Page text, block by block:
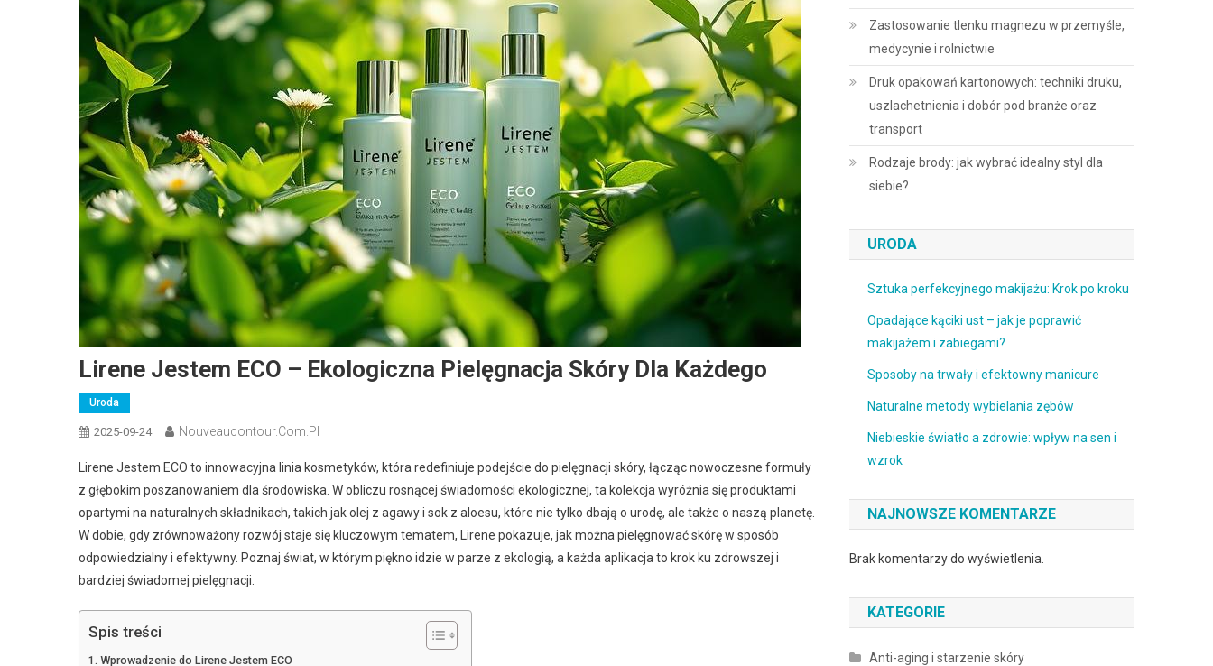
Lirene Jestem ECO – Ekologiczna Pielęgnacja Skóry Dla Każdego
Uroda
2025-09-24 Nouveaucontour.com.pl
Lirene Jestem ECO to innowacyjna linia kosmetyków, która redefiniuje podejście do pielęgnacji skóry, łącząc nowoczesne formuły
z głębokim poszanowaniem dla środowiska. W obliczu rosnącej świadomości ekologicznej, ta kolekcja wyróżnia się produktami
opartymi na naturalnych składnikach, takich jak olej z agawy i sok z aloesu, które nie tylko dbają o urodę, ale także o naszą planetę.
W dobie, gdy zrównoważony rozwój staje się kluczowym tematem, Lirene pokazuje, jak można pielęgnować skórę w sposób
odpowiedzialny i efektywny. Poznaj świat, w którym piękno idzie w parze z ekologią, a każda aplikacja to krok ku zdrowszej i
bardziej świadomej pielęgnacji.
Spis treści
Wprowadzenie do Lirene Jestem ECO
Zastosowanie tlenku magnezu w przemyśle,
medycynie i rolnictwie
Druk opakowań kartonowych: techniki druku,
uszlachetnienia i dobór pod branże oraz
transport
Rodzaje brody: jak wybrać idealny styl dla
siebie?
URODA
Sztuka perfekcyjnego makijażu: Krok po kroku
Opadające kąciki ust – jak je poprawić
makijażem i zabiegami?
Sposoby na trwały i efektowny manicure
Naturalne metody wybielania zębów
Niebieskie światło a zdrowie: wpływ na sen i
wzrok
NAJNOWSZE KOMENTARZE
Brak komentarzy do wyświetlenia.
KATEGORIE
Anti-aging i starzenie skóry